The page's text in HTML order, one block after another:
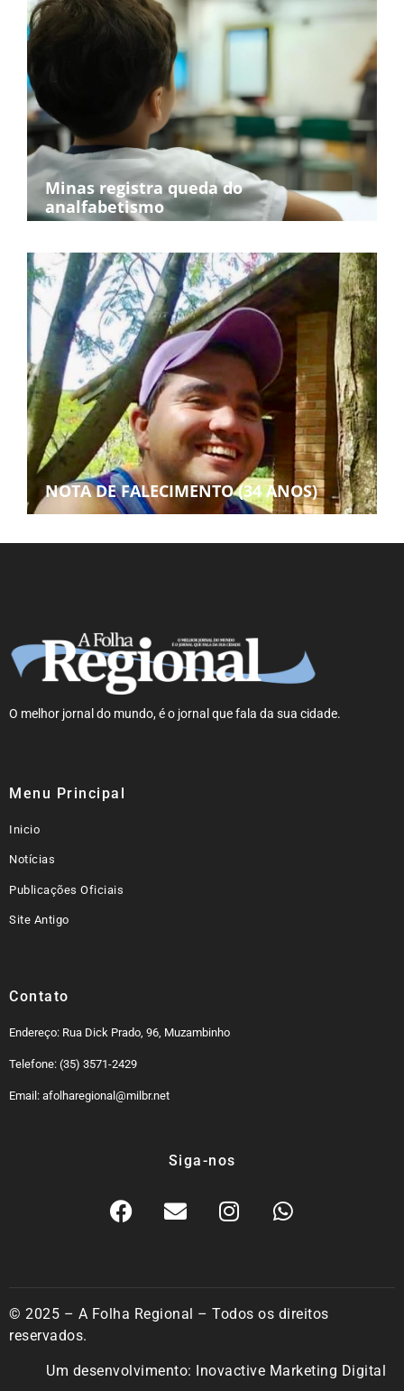
Minas registra queda do
analfabetismo
NOTA DE FALECIMENTO (34 ANOS)
O melhor jornal do mundo, é o jornal que fala da sua cidade.
Menu Principal
Inicio
Notícias
Publicações Oficiais
Site Antigo
Contato
Endereço: Rua Dick Prado, 96, Muzambinho
Telefone: (35) 3571-2429
Email: afolharegional@milbr.net
Siga-nos
© 2025 – A Folha Regional – Todos os direitos
reservados.
Um desenvolvimento: Inovactive Marketing Digital